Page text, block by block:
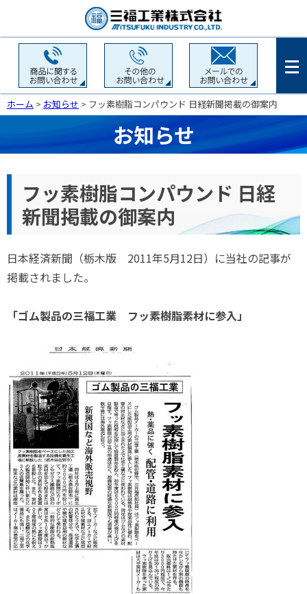
ホーム > お知らせ > フッ素樹脂コンパウンド 日経新聞掲載の御案内
お知らせ
フッ素樹脂コンパウンド 日経
新聞掲載の御案内
日本経済新聞（栃木版 2011年5月12日）に当社の記事が
掲載されました。
「ゴム製品の三福工業 フッ素樹脂素材に参入」